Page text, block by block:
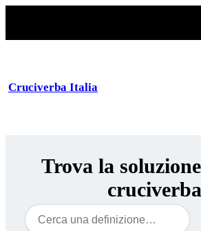
Cruciverba Italia
Trova la
cruciverba
Cerca